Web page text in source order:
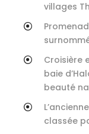
villages
Croisière
baie
beauté
classée